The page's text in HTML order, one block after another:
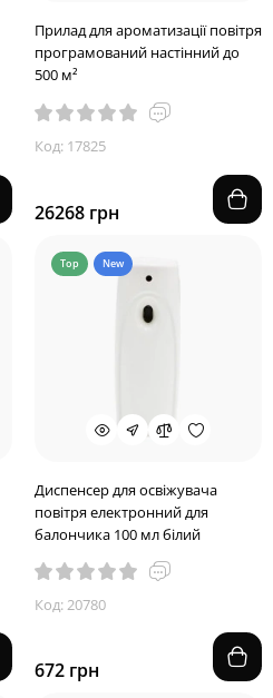
Прилад для ароматизації повітря
програмований настінний до
500 м²
Код: 17825
26268 грн
Top New
Диспенсер для освіжувача
повітря електронний для
балончика 100 мл білий
Код: 20780
672 грн